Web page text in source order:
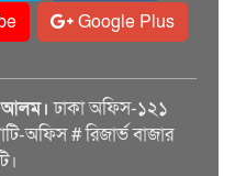
Google Plus
ঢাকা অফিস-১২১
অফিস # রিজার্ভ বাজার